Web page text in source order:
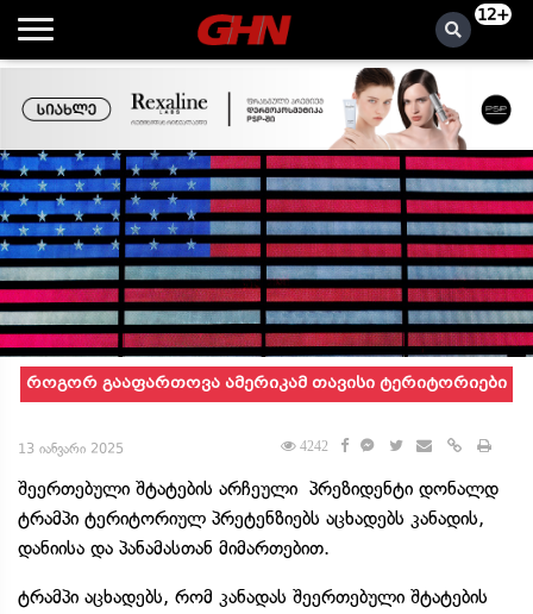
12+
როგორ გააფართოვა ამერიკამ თავისი ტერიტორიები
13 იანვარი 2025 4242
შეერთებული შტატების არჩეული პრეზიდენტი დონალდ
ტრამპი ტერიტორიულ პრეტენზიებს აცხადებს კანადის,
დანიისა და პანამასთან მიმართებით.
ტრამპი აცხადებს, რომ კანადას შეერთებული შტატების